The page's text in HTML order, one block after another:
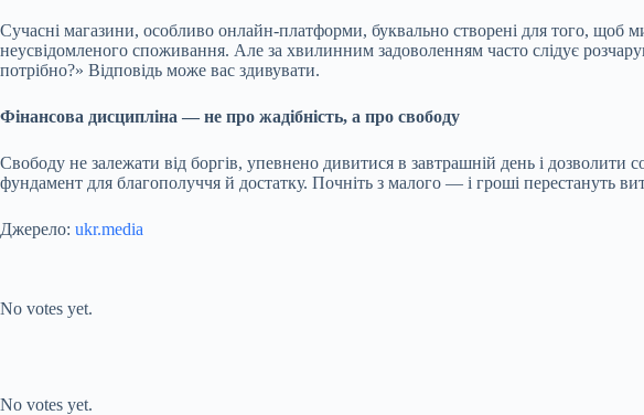
Сучасні магазини, особливо онлайн-платформи, буквально створені для того, щоб
неусвідомленого споживання. Але за хвилинним задоволенням часто слідує
потрібно?» Відповідь може вас здивувати.
Фінансова дисципліна — не про жадібність, а про свободу
Свободу не залежати від боргів, упевнено дивитися в завтрашній день і
фундамент для благополуччя й достатку. Почніть з малого — і гроші перестануть
Джерело: ukr.media
No votes yet.
No votes yet.